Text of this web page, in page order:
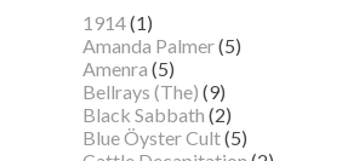
1914(1)
Amanda Palmer(5)
Amenra (5)
Bellrays (The) (9)
Black Sabbath (2)
Blue Öyster Cult(5)